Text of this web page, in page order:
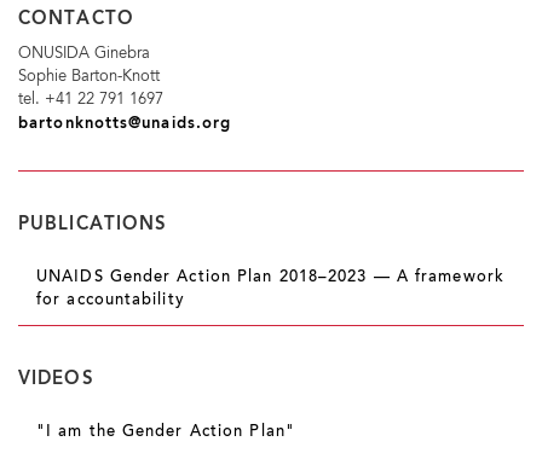
CONTACTO
ONUSIDA Ginebra
Sophie Barton-Knott
tel. +41 22 791 1697
bartonknotts@unaids.org
PUBLICATIONS
UNAIDS Gender Action Plan 2018–2023 — A framework
for accountability
VIDEOS
"I am the Gender Action Plan"